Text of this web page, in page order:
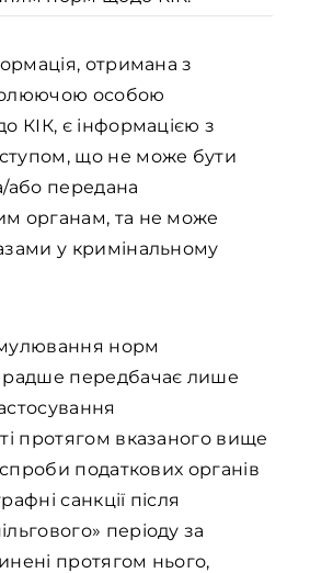
отримана з
особою
КІК, є інформацією з
що не може бути
або передана
органам, та не може
у кримінальному
норм
радше передбачає лише
протягом вказаного вище
податкових органів
санкції після
періоду за
протягом нього,